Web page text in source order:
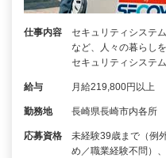
仕事内容
セキュリティシステ
など、人々の暮らし
セキュリティシステ
給与 月給219,800円以上
勤務地 長崎県長崎市内各所
応募資格
未経験39歳まで（例
め／職業経験不問）